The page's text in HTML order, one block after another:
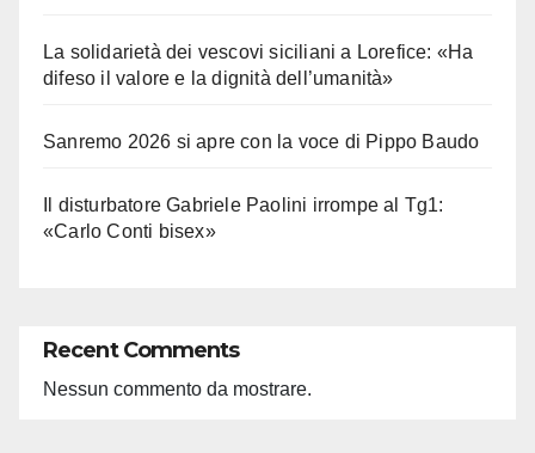
La solidarietà dei vescovi siciliani a Lorefice: «Ha
difeso il valore e la dignità dell’umanità»
Sanremo 2026 si apre con la voce di Pippo Baudo
Il disturbatore Gabriele Paolini irrompe al Tg1:
«Carlo Conti bisex»
Recent Comments
Nessun commento da mostrare.